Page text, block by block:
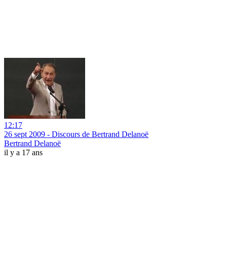
12:17
26 sept 2009 - Discours de Bertrand Delanoë
Bertrand Delanoë
il y a 17 ans